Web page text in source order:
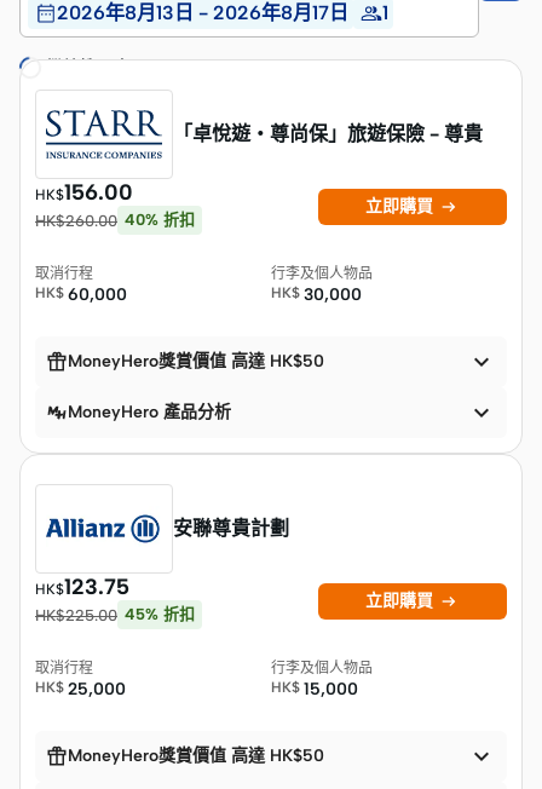
2026年8月13日 - 2026年8月17日
1
繼續搜尋中…
「卓悅遊・尊尚保」旅遊保險 - 尊貴
HK$156.00
HK$260.00 40% 折扣
立即購買 
取消行程
HK$ 60,000
行李及個人物品
HK$ 30,000
MoneyHero獎賞價值 高達 HK$50 
MoneyHero 產品分析 
安聯尊貴計劃
HK$123.75
HK$225.00 45% 折扣
立即購買 
取消行程
HK$ 25,000
行李及個人物品
HK$ 15,000
MoneyHero獎賞價值 高達 HK$50 